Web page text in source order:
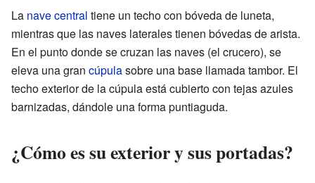
La nave central tiene un techo con bóveda de luneta,
mientras que las naves laterales tienen bóvedas de arista.
En el punto donde se cruzan las naves (el crucero), se
eleva una gran cúpulasobre una base llamada tambor. El
techo exterior de la cúpula está cubierto con tejas azules
barnizadas, dándole una forma puntiaguda.
¿Cómo es su exterior y sus portadas?